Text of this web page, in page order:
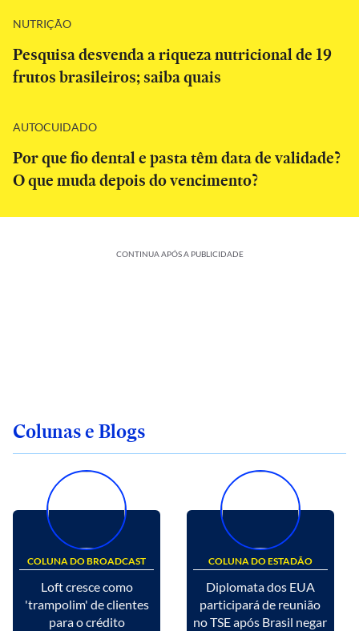
NUTRIÇÃO
Pesquisa desvenda a riqueza nutricional de 19
frutos brasileiros; saiba quais
AUTOCUIDADO
Por que fio dental e pasta têm data de validade?
O que muda depois do vencimento?
CONTINUA APÓS A PUBLICIDADE
Colunas e Blogs
COLUNA DO BROADCAST
Loft cresce como
'trampolim' de clientes
para o crédito
COLUNA DO ESTADÃO
Diplomata dos EUA
participará de reunião
no TSE após Brasil negar